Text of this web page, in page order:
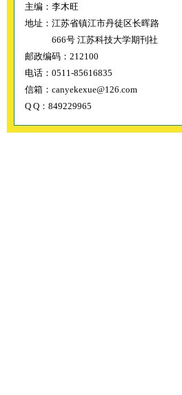
主编：李木旺
地址：江苏省镇江市丹徒区长晖路
666号 江苏科技大学期刊社
邮政编码：212100
电话：0511-85616835
信箱：canyekexue@126.com
Q Q：849229965